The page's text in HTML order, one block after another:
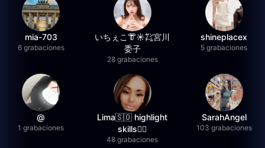
mia-703
6 grabaciones
いちぇこ👘☀️㌠宮川
委子
28 grabaciones
shineplacex
5 grabaciones
@
1 grabaciones
Lima🇸🇴 highlight
skills✌🏽
48 grabaciones
SarahAngel
103 grabaciones